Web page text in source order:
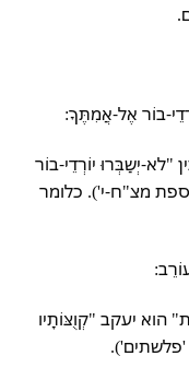
בוֹר אֶל-אֲמִתֶּךָ:
יְשַבְּרוּ יוֹרְדֵי-בוֹר
מצ"ח-י'). כלומר
הוא יעקב "קְוֻצּוֹתָיו
'פלשתים').